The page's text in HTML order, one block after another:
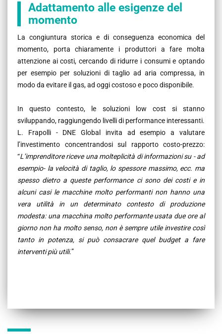
Adattamento alle esigenze del
momento
La congiuntura storica e di conseguenza economica del
momento, porta chiaramente i produttori a fare molta
attenzione ai costi, cercando di ridurre i consumi e optando
per esempio per soluzioni di taglio ad aria compressa, in
modo da evitare il gas, ad oggi costoso e poco disponibile.
In questo contesto, le soluzioni low cost si stanno
sviluppando, raggiungendo livelli di performance interessanti.
L. Frapolli - DNE Global invita ad esempio a valutare
l’investimento concentrandosi sul rapporto costo-prezzo:
“L’imprenditore riceve una molteplicità di informazioni su - ad
esempio- la velocità di taglio, lo spessore massimo, ecc. ma
spesso dietro a queste performance ci sono dei costi e in
alcuni casi le macchine molto performanti non hanno una
vera utilità in un determinato contesto di produzione
modesta: una macchina molto performante usata due ore al
giorno non ha molto senso, non è sempre utile investire così
tanto in potenza, si può consacrare quel budget a fare
interventi più utili.”